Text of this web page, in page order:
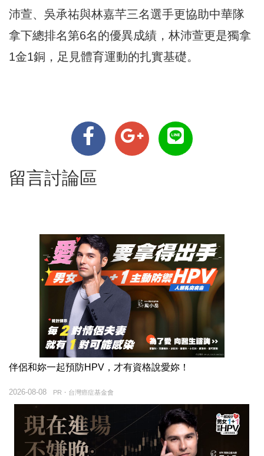
沛萱、吳承祐與林嘉芊三名選手更協助中華隊
拿下總排名第6名的優異成績，林沛萱更是獨拿
1金1銅，足見體育運動的扎實基礎。
留言討論區
伴侶和妳一起預防HPV，才有資格說愛妳！
PR・台灣癌症基金會
2026-08-08